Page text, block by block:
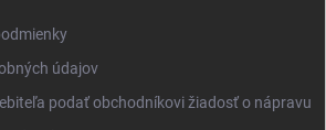
údajov
podať obchodníkovi žiadosť o nápravu